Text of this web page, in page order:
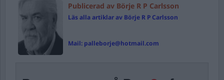
Publicerad av Börje R P Carlsson
Läs alla artiklar av Börje R P Carlsson
Mail: palleborje@hotmail.com